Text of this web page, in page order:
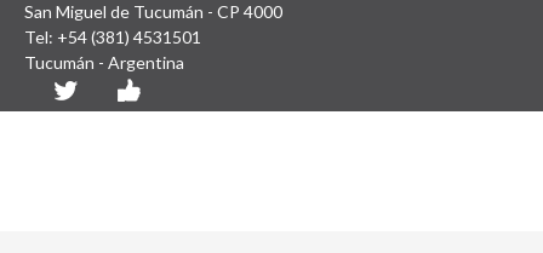
San Miguel de Tucumán - CP 4000
Tel: +54 (381) 4531501
Tucumán - Argentina